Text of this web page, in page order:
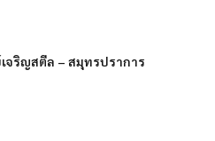
พูนทรัพย์เจริญสตีล – สมุทรปราการ